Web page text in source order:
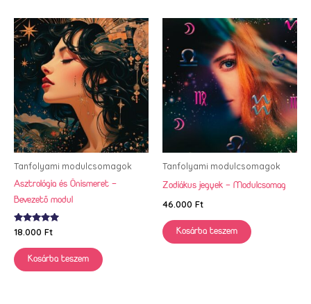
Tanfolyami modulcsomagok
Asztrológia és Önismeret –
Bevezető modul
Értékelés:
/ 5
18.000 Ft
Kosárba teszem
Tanfolyami modulcsomagok
Zodiákus jegyek – Modulcsomag
46.000 Ft
Kosárba teszem